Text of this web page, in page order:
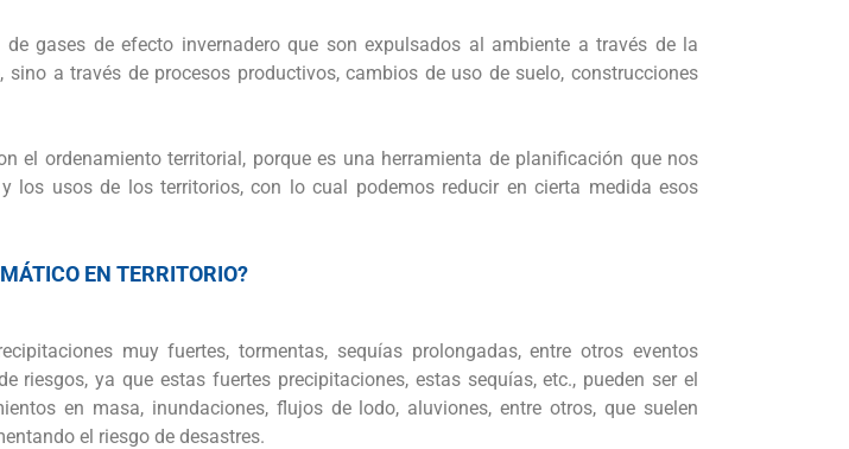
gases de efecto invernadero que son expulsados al ambiente a través de la
a través de procesos productivos, cambios de uso de suelo, construcciones
el ordenamiento territorial, porque es una herramienta de planificación que nos
los usos de los territorios, con lo cual podemos reducir en cierta medida esos
EN TERRITORIO?
muy fuertes, tormentas, sequías prolongadas, entre otros eventos
ya que estas fuertes precipitaciones, estas sequías, etc., pueden ser el
en masa, inundaciones, flujos de lodo, aluviones, entre otros, que suelen
el riesgo de desastres.